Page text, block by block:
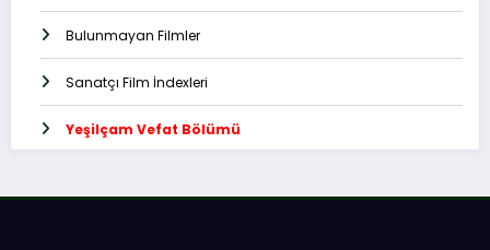
Bulunmayan Filmler
Sanatçı Film İndexleri
Yeşilçam Vefat Bölümü